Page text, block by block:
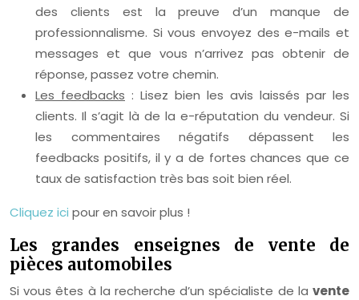
des clients est la preuve d’un manque de
professionnalisme. Si vous envoyez des e-mails et
messages et que vous n’arrivez pas obtenir de
réponse, passez votre chemin.
Les feedbacks : Lisez bien les avis laissés par les
clients. Il s’agit là de la e-réputation du vendeur. Si
les commentaires négatifs dépassent les
feedbacks positifs, il y a de fortes chances que ce
taux de satisfaction très bas soit bien réel.
Cliquez ici pour en savoir plus !
Les grandes enseignes de vente de
pièces automobiles
Si vous êtes à la recherche d’un spécialiste de la vente